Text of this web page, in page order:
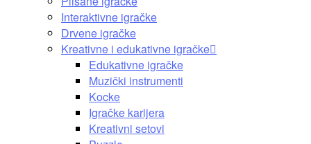
Interaktivne igračke
Drvene igračke
Kreativne i edukativne igračke
Edukativne igračke
Muzički instrumenti
Kocke
Igračke karijera
Kreativni setovi